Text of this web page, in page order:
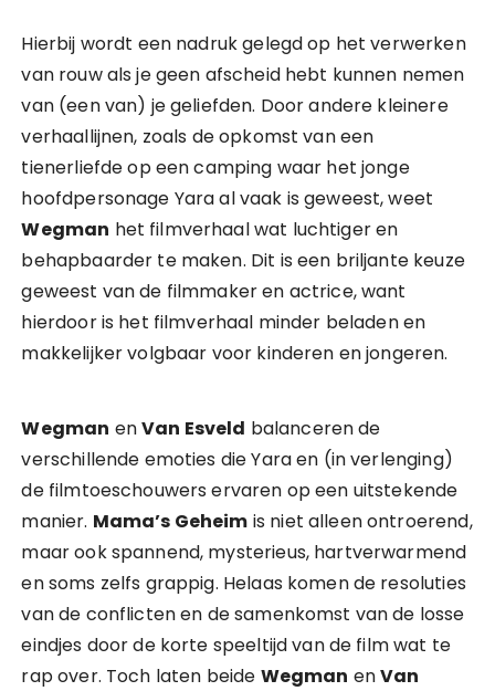
Hierbij wordt een nadruk gelegd op het verwerken
van rouw als je geen afscheid hebt kunnen nemen
van (een van) je geliefden. Door andere kleinere
verhaallijnen, zoals de opkomst van een
tienerliefde op een camping waar het jonge
hoofdpersonage Yara al vaak is geweest, weet
Wegman het filmverhaal wat luchtiger en
behapbaarder te maken. Dit is een briljante keuze
geweest van de filmmaker en actrice, want
hierdoor is het filmverhaal minder beladen en
makkelijker volgbaar voor kinderen en jongeren.
Wegman enVan Esveld balanceren de
verschillende emoties die Yara en (in verlenging)
de filmtoeschouwers ervaren op een uitstekende
manier. Mama’s Geheim is niet alleen ontroerend,
maar ook spannend, mysterieus, hartverwarmend
en soms zelfs grappig. Helaas komen de resoluties
van de conflicten en de samenkomst van de losse
eindjes door de korte speeltijd van de film wat te
rap over. Toch laten beide Wegman enVan